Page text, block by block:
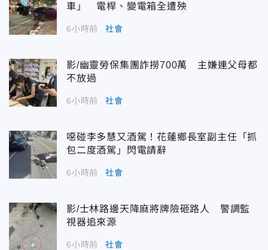
車」 電桿、變電箱全遭殃
6小時前 社會
影/幽靈勞保集團詐撈700萬 主嫌連父母都
不放過
6小時前 社會
噁碰李多慧又酒駕！花蓮鄉長室副主任「抓
包二度酒駕」閃電請辭
6小時前 社會
影/士林路邊天降麻將牌險砸路人 警調監
視器追來源
6小時前 社會